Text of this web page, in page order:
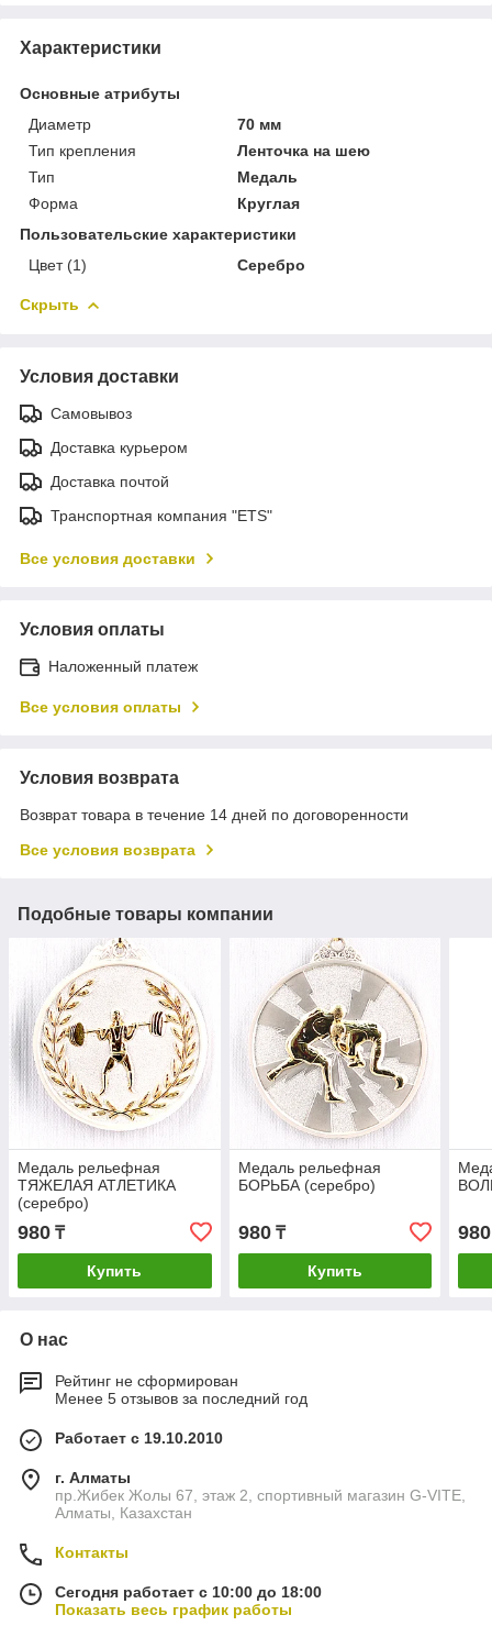
Характеристики
Основные атрибуты
Диаметр
70 мм
Тип крепления
Ленточка на шею
Тип
Медаль
Форма
Круглая
Пользовательские характеристики
Цвет (1)
Серебро
Скрыть
Условия доставки
Самовывоз
Доставка курьером
Доставка почтой
Транспортная компания "ETS"
Все условия доставки
Условия оплаты
Наложенный платеж
Все условия оплаты
Условия возврата
Возврат товара в течение 14 дней по договоренности
Все условия возврата
Подобные товары компании
Медаль рельефная
ТЯЖЕЛАЯ АТЛЕТИКА
(серебро)
980 ₸
Купить
Медаль рельефная
БОРЬБА (серебро)
980₸
Купить
980
О нас
Рейтинг не сформирован
Менее 5 отзывов за последний год
Работает с 19.10.2010
г. Алматы
пр.Жибек Жолы 67, этаж 2, спортивный магазин G-VITE,
Алматы, Казахстан
Контакты
Сегодня работает с 10:00 до 18:00
Показать весь график работы